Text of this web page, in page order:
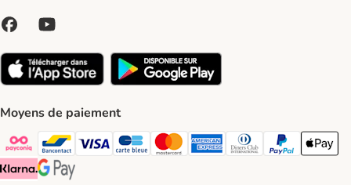
Moyens de paiement
Payconiq Payment Method
bancontact Payment Method
Visa Payment Method
carte bleue Payment Method
Master card Payment Method
American express Payment
Diners club Payment
Paypal Payment
Apple
Klarna Payment Method
Google Pay Payment Method